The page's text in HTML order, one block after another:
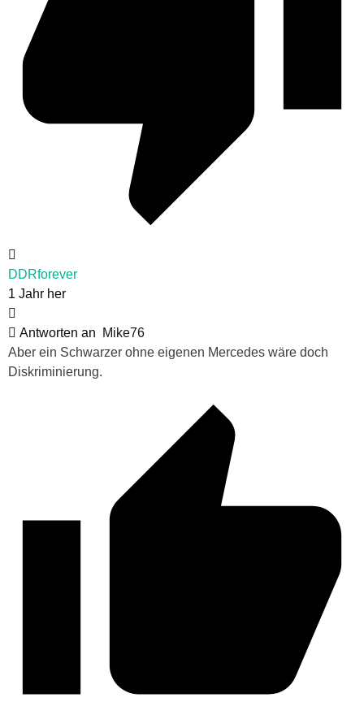
DDRforever
1 Jahr her
Antworten an
Mike76
Aber ein Schwarzer ohne eigenen Mercedes wäre doch
Diskriminierung.